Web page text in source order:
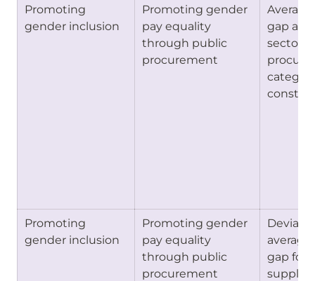
Promoting
gender inclusion
Promoting gender
pay equality
through public
procurement
gap
sector
Promoting
gender inclusion
Promoting gender
pay equality
through public
procurement
gap for